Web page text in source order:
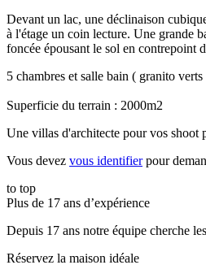
Devant un lac, une déclinaison
à l'étage un coin lecture. Une grande
foncée épousant le sol en contrepoint
5 chambres et salle bain ( granito
Superficie du terrain : 2000m2
Une villas d'architecte pour vos shoot
Vous devez vous identifierpour
to top
Plus de 17 ans d’expérience
Depuis 17 ans notre équipe cherche
Réservez la maison idéale